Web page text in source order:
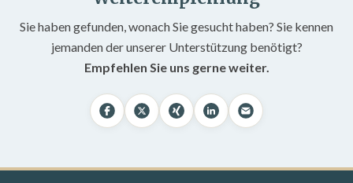
Sie haben gefunden, wonach Sie gesucht haben? Sie kennen
jemanden der unserer Unterstützung benötigt?
Empfehlen Sie uns gerne weiter.